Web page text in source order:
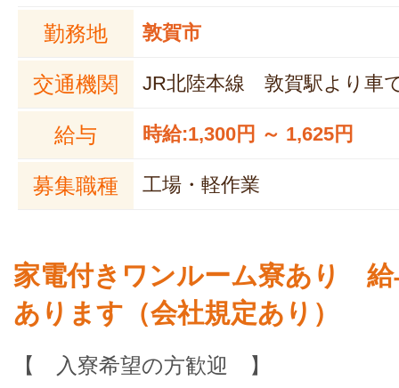
勤務地 敦賀市
交通機関 JR北陸本線 敦賀駅より車
給与 時給:1,300円 ～ 1,625円
募集職種 工場・軽作業
家電付きワンルーム寮あり 給
あります（会社規定あり）
【 入寮希望の方歓迎 】